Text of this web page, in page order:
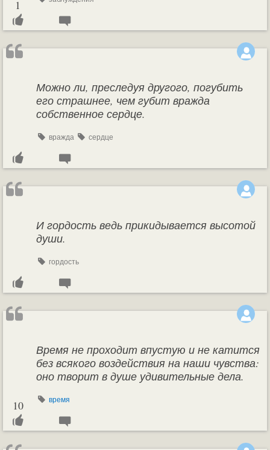
1
Можно ли, преследуя другого, погубить
его страшнее, чем губит вражда
собственное сердце.
вражда сердце
И гордость ведь прикидывается высотой
души.
гордость
Время не проходит впустую и не катится
без всякого воздействия на наши чувства:
оно творит в душе удивительные дела.
время
10